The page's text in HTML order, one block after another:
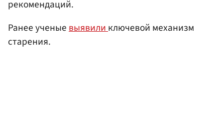
рекомендаций.
Ранее ученыевыявилиключевой механизм
старения.